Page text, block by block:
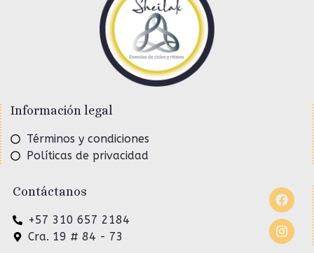
Información legal
Términos y condiciones
Políticas de privacidad
Contáctanos
+57 310 657 2184
Cra. 19 # 84 - 73